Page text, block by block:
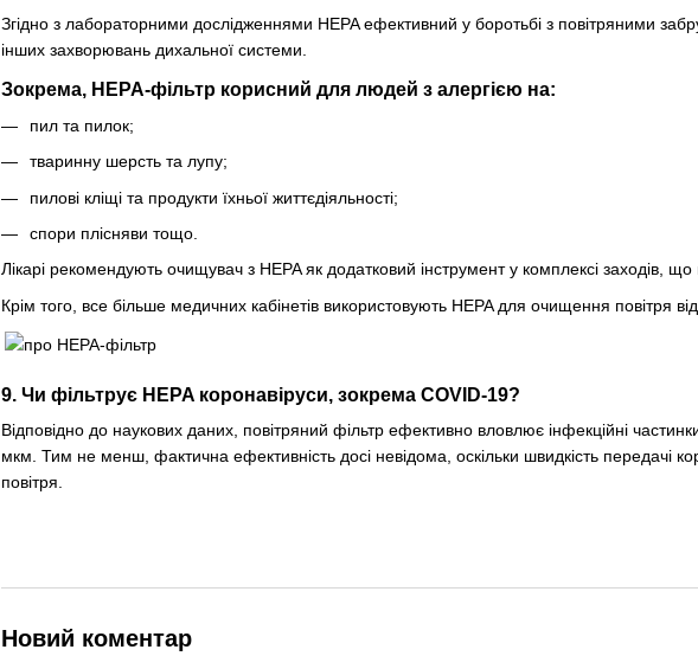
Згідно з лабораторними дослідженнями HEPA ефективний у боротьбі з повітряними
інших захворювань дихальної системи.
Зокрема, HEPA-фільтр корисний для людей з алергією на:
пил та пилок;
тваринну шерсть та лупу;
пилові кліщі та продукти їхньої життєдіяльності;
спори плісняви тощо.
Лікарі рекомендують очищувач з HEPA як додатковий інструмент у комплексі заходів,
Крім того, все більше медичних кабінетів використовують HEPA для очищення повітря від
9. Чи фільтрує HEPA коронавіруси, зокрема COVID-19?
Відповідно до наукових даних, повітряний фільтр ефективно вловлює інфекційні
мкм. Тим не менш, фактична ефективність досі невідома, оскільки швидкість передачі
повітря.
Новий коментар